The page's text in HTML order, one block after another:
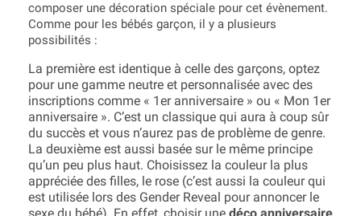
composer une décoration spéciale pour cet évènement.
Comme pour les bébés garçon, il y a plusieurs
possibilités :
La première est identique à celle des garçons, optez
pour une gamme neutre et personnalisée avec des
inscriptions comme « 1er anniversaire » ou « Mon 1er
anniversaire ». C’est un classique qui aura à coup sûr
du succès et vous n’aurez pas de problème de genre.
La deuxième est aussi basée sur le même principe
qu’un peu plus haut. Choisissez la couleur la plus
appréciée des filles, le rose (c’est aussi la couleur qui
est utilisée lors des Gender Reveal pour annoncer le